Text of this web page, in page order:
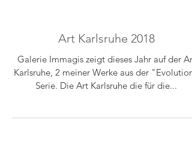
Art Karlsruhe 2018
Galerie Immagis zeigt dieses Jahr auf der Art